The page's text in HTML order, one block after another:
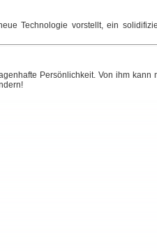
Technologie vorstellt, ein
Persönlichkeit. Von ihm kann